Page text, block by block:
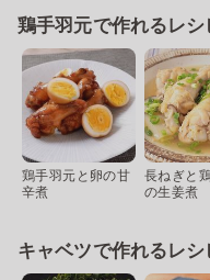
鶏手羽元で作れるレシ
鶏手羽元と卵の甘
辛煮
長ねぎと
の生姜煮
キャベツで作れるレシ